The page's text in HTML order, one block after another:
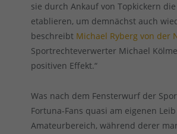
sie durch Ankauf von Topkickern
etablieren, um demnächst auch
beschreibt Michael Ryberg von der
Sportrechteverwerter Michael
positiven Effekt.“
Was nach dem Fensterwurf der
Fortuna-Fans quasi am eigenen
Amateurbereich, während derer